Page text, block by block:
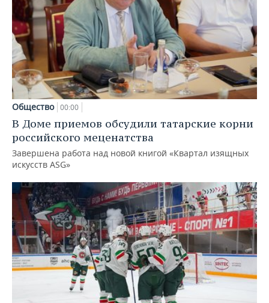
Общество 00:00
В Доме приемов обсудили татарские корни
российского меценатства
Завершена работа над новой книгой «Квартал изящных
искусств ASG»